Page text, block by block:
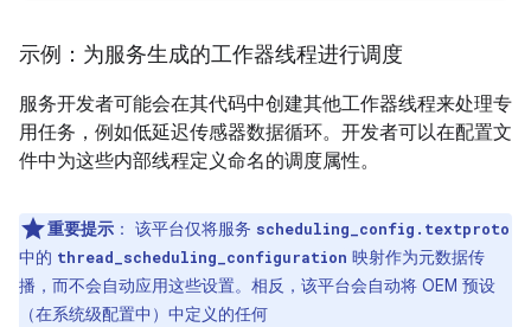
示例：为服务生成的工作器线程进行调度
服务开发者可能会在其代码中创建其他工作器线程来处理专
用任务，例如低延迟传感器数据循环。开发者可以在配置文
件中为这些内部线程定义命名的调度属性。
重要提示 ： 该平台仅将服务 scheduling_config.textproto
中的 thread_scheduling_configuration 映射作为元数据传
播，而不会自动应用这些设置。相反，该平台会自动将 OEM 预设
（在系统级配置中）中定义的任何